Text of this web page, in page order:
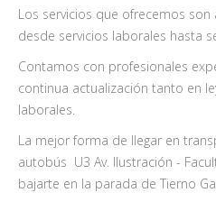
Los servicios que ofrecemos
desde servicios laborales hasta
Contamos con profesionales
continua actualización tanto en
laborales.
La mejor forma de llegar en
autobús U3 Av. Ilustración -
bajarte en la parada de Tierno